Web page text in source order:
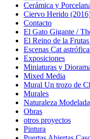
Cerámica y
Ciervo Herido
Contacto
El Gato Gigante /
El Reino de la
Escenas Cat
Exposiciones
Miniaturas y
Mixed Media
Mural Un trozo de
Murales
Naturaleza
Obras
otros proyectos
Pintura